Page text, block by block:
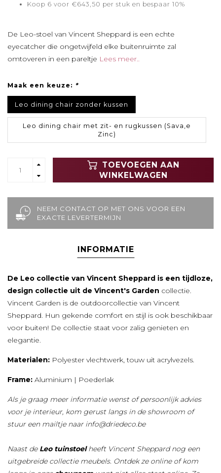
Koop 6 voor €643,50 per stuk en bespaar 10%
De Leo-stoel van Vincent Sheppard is een echte
eyecatcher die ongetwijfeld elke buitenruimte zal
omtoveren in een pareltje Lees meer..
Maak een keuze: *
Leo dining chair zonder kussen
Leo dining chair met zit- en rugkussen (Sava,e
Zinc)
TOEVOEGEN AAN
WINKELWAGEN
NEEM CONTACT OP MET ONS VOOR EEN
EXACTE LEVERTERMIJN
INFORMATIE
De Leo collectie van Vincent Sheppard is een tijdloze,
design collectie uit de Vincent's Garden collectie.
Vincent Garden is de outdoorcollectie van Vincent
Sheppard. Hun gekende comfort en stijl is ook beschikbaar
voor buiten! De collectie staat voor zalig genieten en
elegantie.
Materialen: Polyester vlechtwerk, touw uit acrylvezels.
Frame: Aluminium | Poederlak
Als je graag meer informatie wenst of persoonlijk advies
voor je interieur, kom gerust langs in de showroom of
stuur een mailtje naar info@driedeco.be
Naast de Leo tuinstoelheeft Vincent Sheppard nog een
uitgebreide collectie meubels. Ontdek ze online of kom